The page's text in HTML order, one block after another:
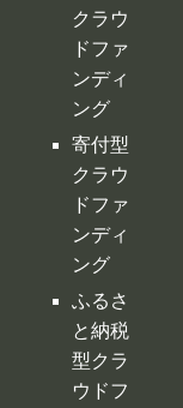
クラウ
ドファ
ンディ
ング
寄付型
クラウ
ドファ
ンディ
ング
ふるさ
と納税
型クラ
ウドフ